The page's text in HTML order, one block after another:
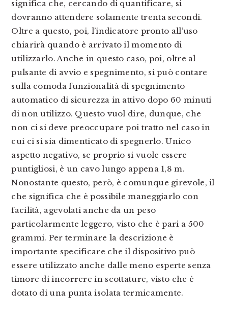
significa che, cercando di quantificare, si
dovranno attendere solamente trenta secondi.
Oltre a questo, poi, l’indicatore pronto all’uso
chiarirà quando è arrivato il momento di
utilizzarlo. Anche in questo caso, poi, oltre al
pulsante di avvio e spegnimento, si può contare
sulla comoda funzionalità di spegnimento
automatico di sicurezza in attivo dopo 60 minuti
di non utilizzo. Questo vuol dire, dunque, che
non ci si deve preoccupare poi tratto nel caso in
cui ci si sia dimenticato di spegnerlo. Unico
aspetto negativo, se proprio si vuole essere
puntigliosi, è un cavo lungo appena 1,8 m.
Nonostante questo, però, è comunque girevole, il
che significa che è possibile maneggiarlo con
facilità, agevolati anche da un peso
particolarmente leggero, visto che è pari a 500
grammi. Per terminare la descrizione è
importante specificare che il dispositivo può
essere utilizzato anche dalle meno esperte senza
timore di incorrere in scottature, visto che è
dotato di una punta isolata termicamente.